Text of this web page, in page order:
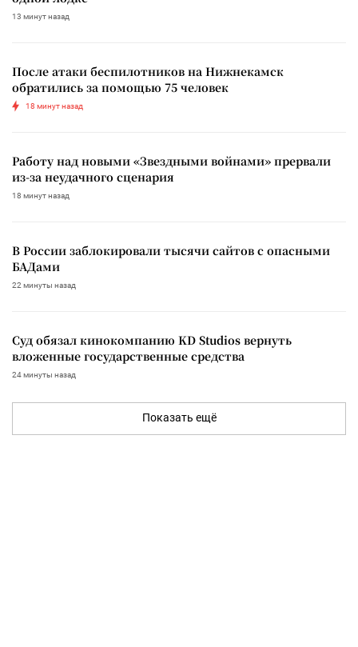
13 минут назад
После атаки беспилотников на Нижнекамск
обратились за помощью 75 человек
18 минут назад
Работу над новыми «Звездными войнами» прервали
из-за неудачного сценария
18 минут назад
В России заблокировали тысячи сайтов с опасными
БАДами
22 минуты назад
Суд обязал кинокомпанию KD Studios вернуть
вложенные государственные средства
24 минуты назад
Показать ещё